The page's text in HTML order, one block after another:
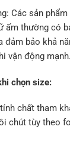
Các sản
ấm thường có
bảo khả
vận động mạnh.
chọn size:
chất tham
chút tùy theo